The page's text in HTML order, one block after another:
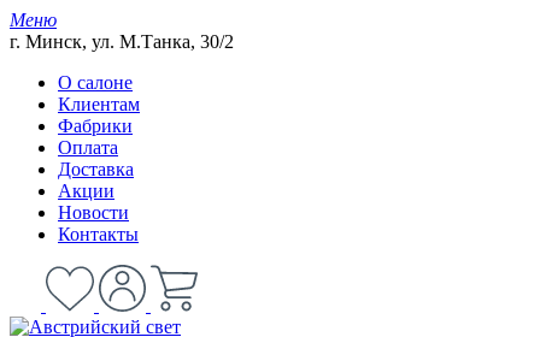
Меню
г. Минск, ул. М.Танка, 30/2
О салоне
Клиентам
Фабрики
Оплата
Доставка
Акции
Новости
Контакты